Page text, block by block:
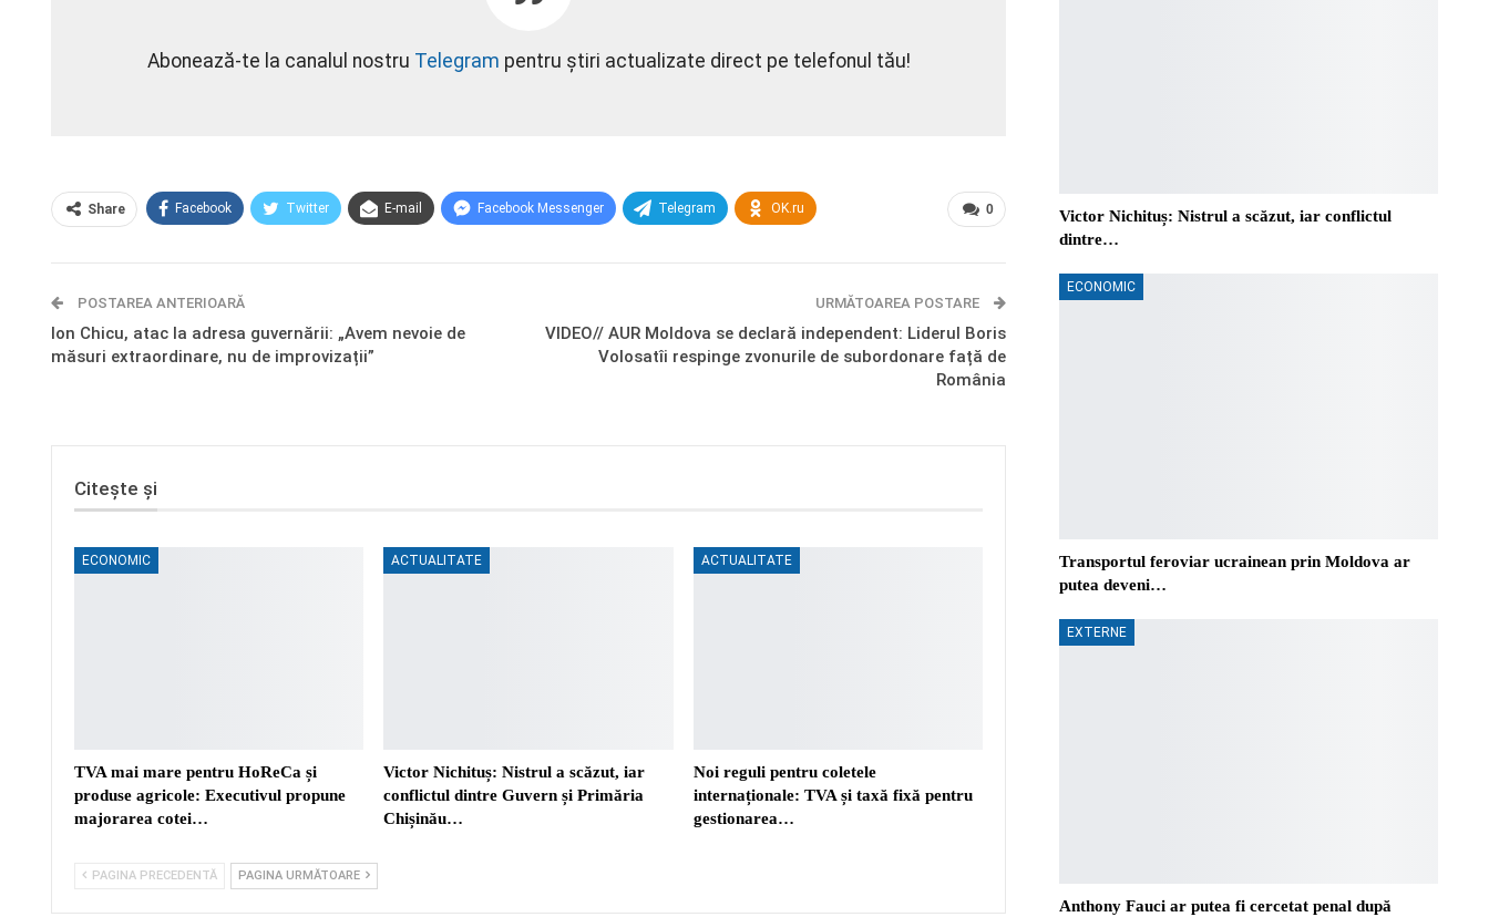
Abonează-te la canalul nostru Telegram pentru știri actualizate direct pe telefonul tău!
0
Share Facebook Twitter E-mail Facebook Messenger Telegram OK.ru
POSTAREA ANTERIOARĂ
Ion Chicu, atac la adresa guvernării: „Avem nevoie de
măsuri extraordinare, nu de improvizații”
URMĂTOAREA POSTARE
VIDEO// AUR Moldova se declară independent: Liderul Boris
Volosatîi respinge zvonurile de subordonare față de
România
Citește și
ECONOMIC
TVA mai mare pentru HoReCa și
produse agricole: Executivul propune
majorarea cotei…
ACTUALITATE
Victor Nichituș: Nistrul a scăzut, iar
conflictul dintre Guvern și Primăria
Chișinău…
ACTUALITATE
Noi reguli pentru coletele
internaționale: TVA și taxă fixă pentru
gestionarea…
PAGINA PRECEDENTĂ PAGINA URMĂTOARE
Victor Nichituș: Nistrul a scăzut, iar conflictul
dintre…
ECONOMIC
Transportul feroviar ucrainean prin Moldova ar
putea deveni…
EXTERNE
Anthony Fauci ar putea fi cercetat penal după